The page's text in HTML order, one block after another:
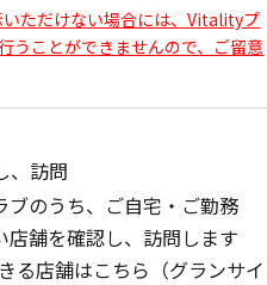
ただけない場合には、Vitalityプ
うことができませんので、ご留意
、訪問
のうち、ご自宅・ご勤務
舗を確認し、訪問します
る店舗はこちら（グランサイ